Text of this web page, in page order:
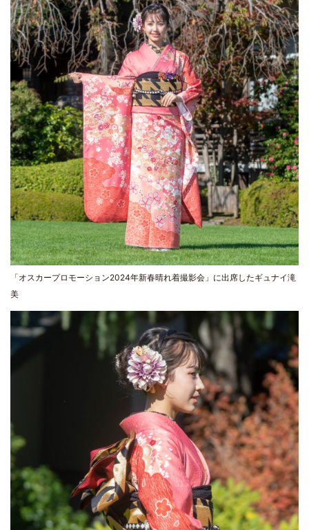
「オスカープロモーション2024年新春晴れ着撮影会」に出席したギュナイ滝
美